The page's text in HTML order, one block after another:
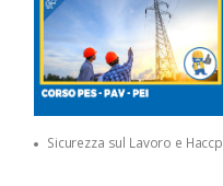
Sicurezza sul Lavoro e Haccp